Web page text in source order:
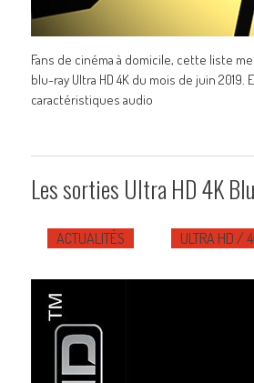
Fans de cinéma à domicile, cette liste
blu-ray Ultra HD 4K du mois de juin
caractéristiques audio
Les sorties Ultra HD 4K
ACTUALITÉS ULTRA HD /